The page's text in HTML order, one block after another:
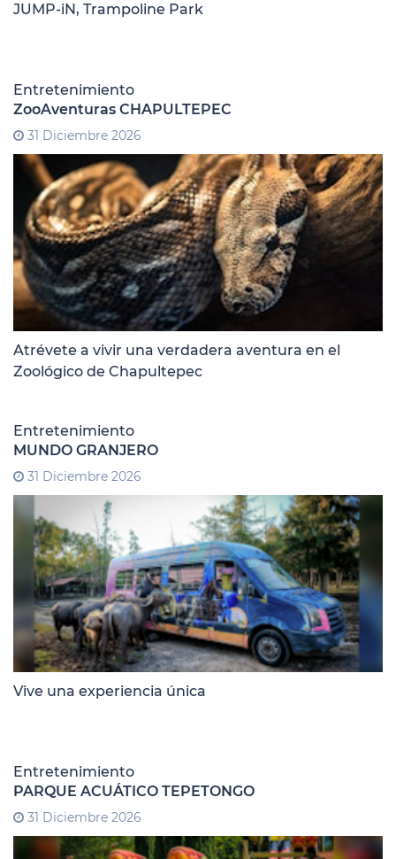
JUMP-iN, Trampoline Park
Entretenimiento
ZooAventuras CHAPULTEPEC
31 Diciembre 2026
Atrévete a vivir una verdadera aventura en el
Zoológico de Chapultepec
Entretenimiento
MUNDO GRANJERO
31 Diciembre 2026
Vive una experiencia única
Entretenimiento
PARQUE ACUÁTICO TEPETONGO
31 Diciembre 2026